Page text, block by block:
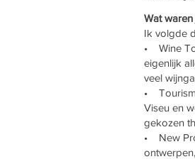
Wat
Ik volgde
• Wine
eigenlijk
veel
• Tourism
Viseu en
gekozen
• New